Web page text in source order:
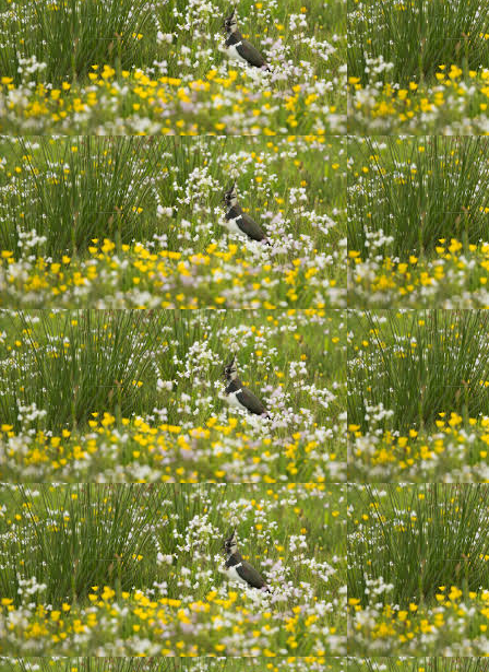
20200620_120059